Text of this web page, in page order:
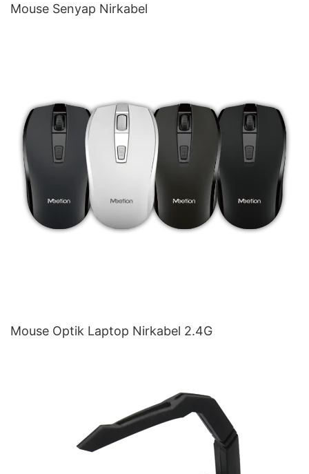
Mouse Senyap Nirkabel
Mouse Optik Laptop Nirkabel 2.4G